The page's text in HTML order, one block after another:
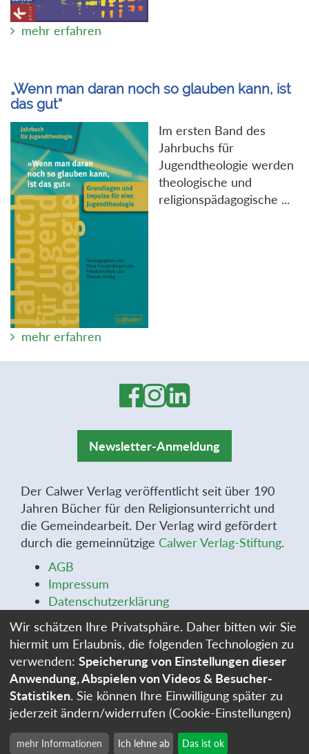
mehr erfahren
„Wenn man daran noch so glauben kann, ist
das gut“
Im ersten Band des
Jahrbuchs für
Jugendtheologie werden
theologische und
religionspädagogische ...
mehr erfahren
Newsletter-Anmeldung
Der Calwer Verlag veröffentlicht seit über 190
Jahren Bücher für den Religionsunterricht und
die Gemeindearbeit. Der Verlag wird gefördert
durch die gemeinnützige Calwer Verlag-Stiftung.
AGB
Impressum
Datenschutzerklärung
Widerrufsformular
Stellenangebote
Cookie-Einstellungen
Wir schätzen Ihre Privatsphäre. Daher bitten wir Sie
hiermit um Erlaubnis, die folgenden Technologien zu
verwenden: Speicherung von Einstellungen dieser
Anwendung, Abspielen von Videos & Besucher-
Statistiken. Sie können Ihre Einwilligung später zu
jederzeit ändern/widerrufen (Cookie-Einstellungen)
mehr Informationen Ich lehne ab Das ist ok